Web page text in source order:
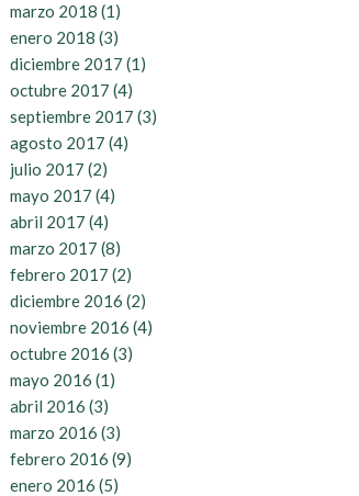
marzo 2018 (1)
enero 2018 (3)
diciembre 2017 (1)
octubre 2017 (4)
septiembre 2017 (3)
agosto 2017 (4)
julio 2017 (2)
mayo 2017 (4)
abril 2017 (4)
marzo 2017 (8)
febrero 2017 (2)
diciembre 2016 (2)
noviembre 2016 (4)
octubre 2016 (3)
mayo 2016 (1)
abril 2016 (3)
marzo 2016 (3)
febrero 2016 (9)
enero 2016 (5)